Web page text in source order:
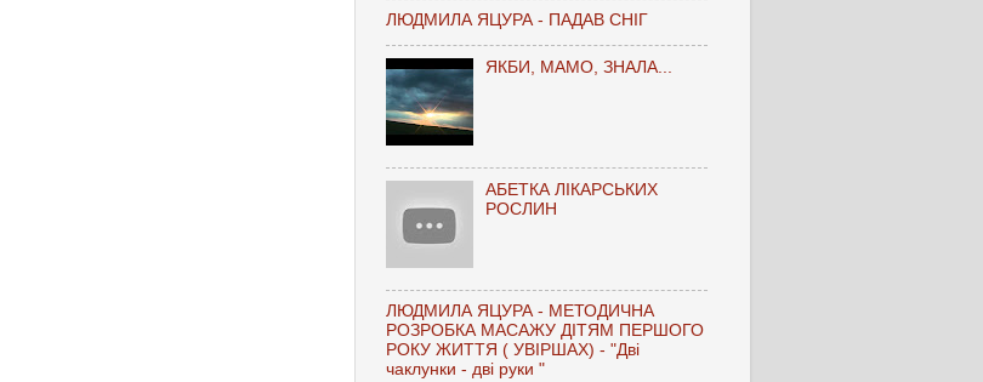
ЛЮДМИЛА ЯЦУРА - ПАДАВ СНІГ
ЯКБИ, МАМО, ЗНАЛА...
АБЕТКА ЛІКАРСЬКИХ
РОСЛИН
ЛЮДМИЛА ЯЦУРА - МЕТОДИЧНА
РОЗРОБКА МАСАЖУ ДІТЯМ ПЕРШОГО
РОКУ ЖИТТЯ ( УВІРШАХ) - "Дві
чаклунки - дві руки "